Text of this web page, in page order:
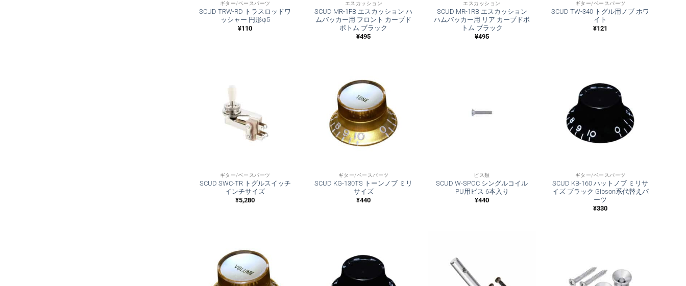
ギター/ベースパーツ
SCUD TRW-RD トラスロッドワ
ッシャー 円形φ5
¥110
エスカッション
SCUD MR-1FB エスカッション ハ
ムバッカー用 フロント カーブド
ボトム ブラック
¥495
エスカッション
SCUD MR-1RB エスカッション
ハムバッカー用 リア カーブドボ
トム ブラック
¥495
ギター/ベースパーツ
SCUD TW-340 トグル用ノブ ホワ
イト
¥121
ギター/ベースパーツ
SCUD SWC-TR トグルスイッチ
インチサイズ
¥5,280
ギター/ベースパーツ
SCUD KG-130TS トーンノブ ミリ
サイズ
¥440
ビス類
SCUD W-SPOC シングルコイル
PU用ビス 6本入り
¥440
ギター/ベースパーツ
SCUD KB-160 ハットノブ ミリサ
イズ ブラック Gibson系代替えパ
ーツ
¥330